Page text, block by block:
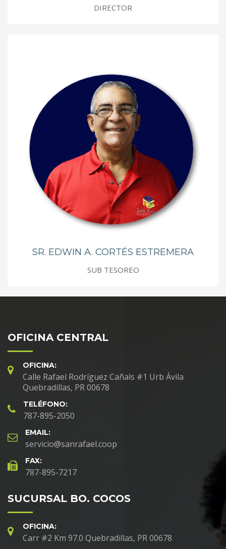
DIRECTOR
SR. EDWIN A. CORTÉS ESTREMERA
SUB TESOREO
OFICINA CENTRAL
OFICINA:
Calle Rafael Rodríguez Cañals #1 Urb Ávila
Quebradillas, PR 00678
TELÉFONO:
787-895-2050
EMAIL:
servicio@sanrafael.coop
FAX:
787-895-7217
SUCURSAL BO. COCOS
OFICINA:
Carr #2 Km 97.0 Quebradillas, PR 00678